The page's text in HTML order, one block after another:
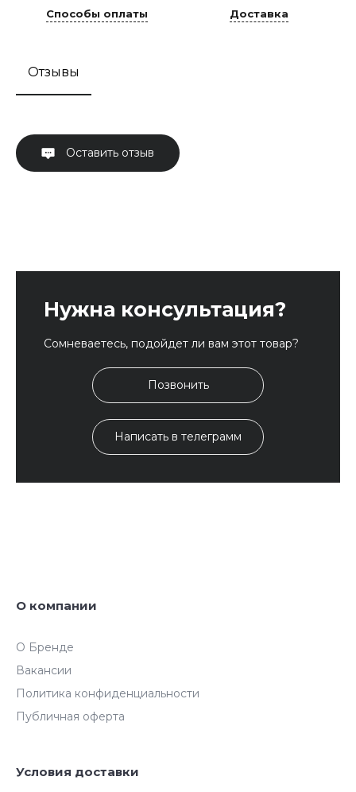
Способы оплаты Доставка
Отзывы
Оставить отзыв
Нужна консультация?
Сомневаетесь, подойдет ли вам этот товар?
Позвонить
Написать в телеграмм
О компании
О Бренде
Вакансии
Политика конфиденциальности
Публичная оферта
Условия доставки